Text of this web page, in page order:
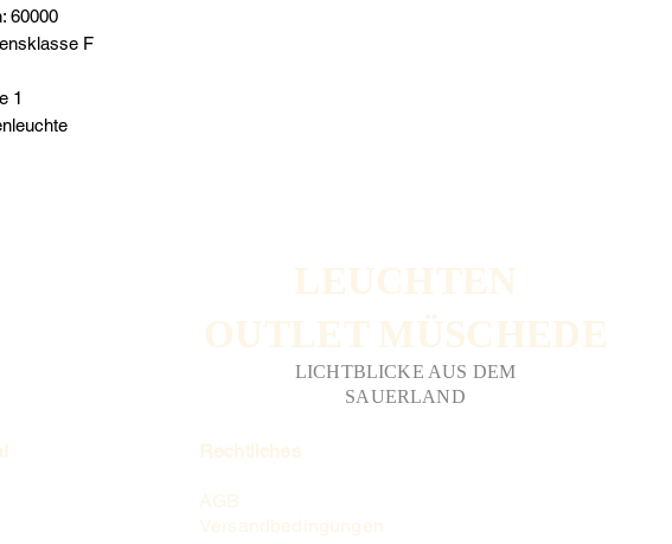
60000
F
1
LEUCHTEN
OUTLET MÜSCHEDE
LICHTBLICKE AUS DEM
SAUERLAND
Rechtliches
AGB
Versandbedingungen